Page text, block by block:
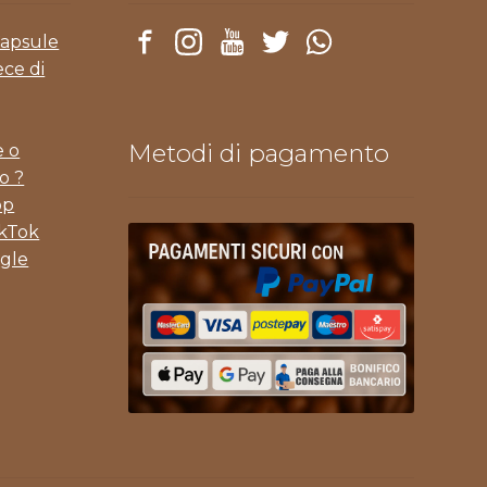
di
o
?
Metodi di pagamento